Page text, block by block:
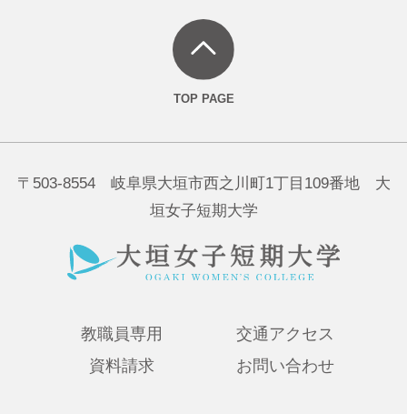
〒503-8554 岐阜県大垣市西之川町1丁目109番地 大
垣女子短期大学
教職員専用
交通アクセス
資料請求
お問い合わせ